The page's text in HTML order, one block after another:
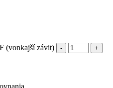
(vonkajší závit)